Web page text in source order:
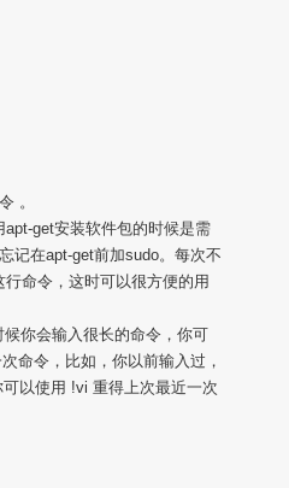
。
get安装软件包的时候是需
记在apt-get前加sudo。每次不
命令，这时可以很方便的用
候你会输入很长的命令，你可
命令，比如，你以前输入过，
以使用 !vi 重得上次最近一次